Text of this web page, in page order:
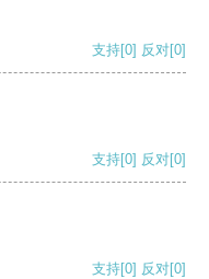
支持[0] 反对[0]
支持[0] 反对[0]
支持[0] 反对[0]